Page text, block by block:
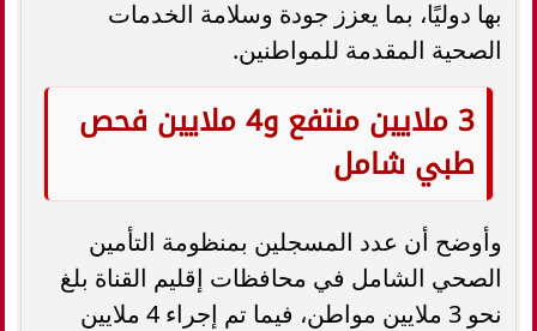
بها دوليًا، بما يعزز جودة وسلامة الخدمات
الصحية المقدمة للمواطنين.
3 ملايين منتفع و4 ملايين فحص
طبي شامل
وأوضح أن عدد المسجلين بمنظومة التأمين
الصحي الشامل في محافظات إقليم القناة بلغ
نحو 3 ملايين مواطن، فيما تم إجراء 4 ملايين